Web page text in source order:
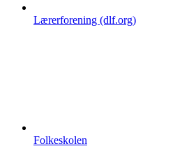
Lærerforening (dlf.org)
Folkeskolen